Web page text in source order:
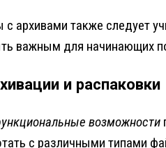
архивами также следует
важным для начинающих
и распаковки
возможности
с различными типами